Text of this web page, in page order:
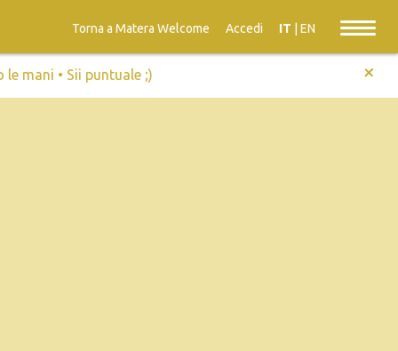
Torna a Matera Welcome Accedi IT EN
le mani • Sii puntuale ;) +